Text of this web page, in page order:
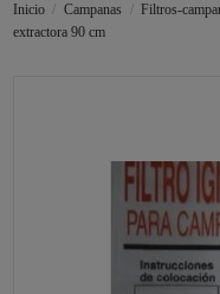
Inicio Campanas Filtros-
extractora 90 cm